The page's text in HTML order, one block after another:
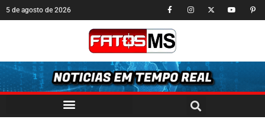
5 de agosto de 2026